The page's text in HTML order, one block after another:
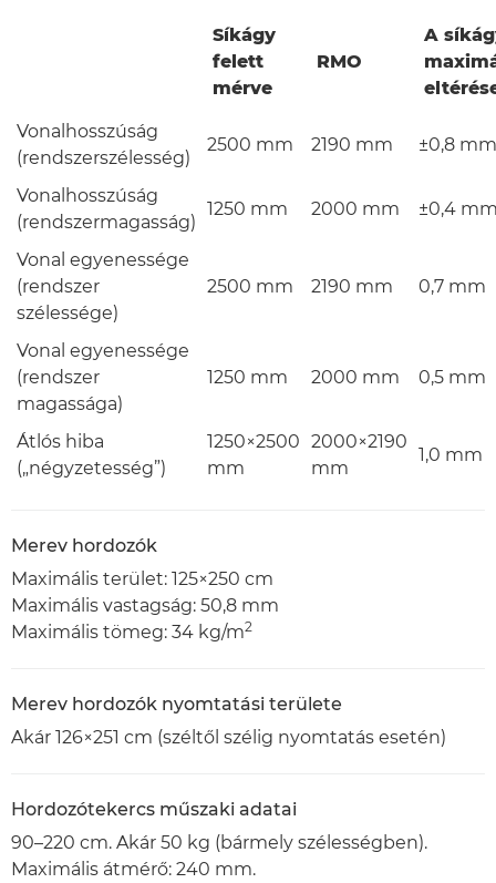
Síkágy
felett
mérve
RMO
A
Vonalhosszúság
(rendszerszélesség)
2500 mm 2190 mm ±0,8 mm
Vonalhosszúság
(rendszermagasság)
1250 mm 2000 mm ±0,4
Vonal egyenessége
(rendszer
szélessége)
2500 mm 2190 mm 0,7 mm
Vonal egyenessége
(rendszer
magassága)
1250 mm 2000 mm 0,5 mm
Átlós hiba
(„négyzetesség”)
1250×2500
mm
2000×2190
mm
1,0 mm
Merev hordozók
Maximális terület: 125×250 cm
Maximális vastagság: 50,8 mm
Maximális tömeg: 34 kg/m2
Merev hordozók nyomtatási területe
Akár 126×251 cm (széltől szélig nyomtatás esetén)
Hordozótekercs műszaki adatai
90–220 cm. Akár 50 kg (bármely szélességben).
Maximális átmérő: 240 mm.